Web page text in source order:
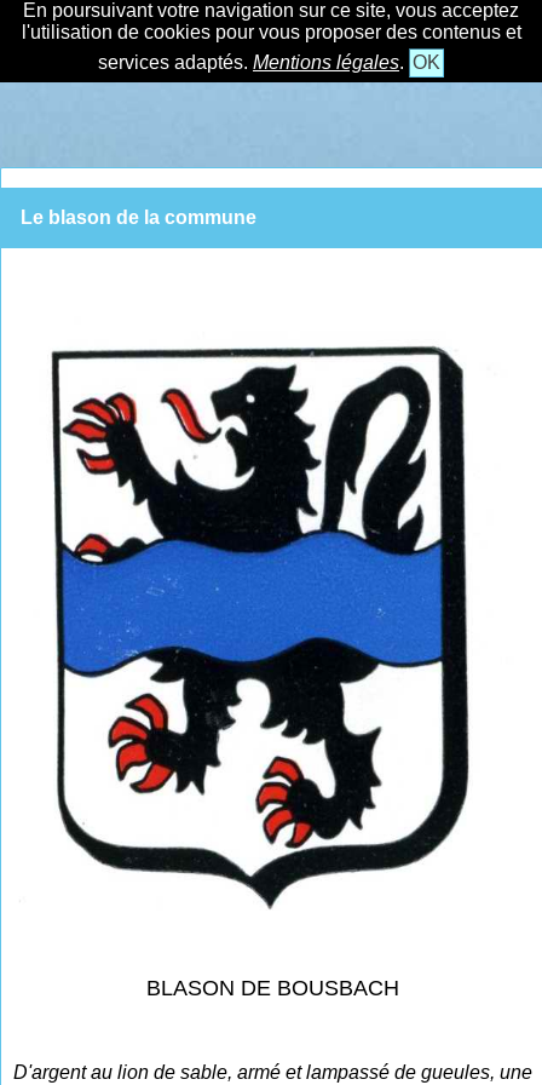
En poursuivant votre navigation sur ce site, vous acceptez
l'utilisation de cookies pour vous proposer des contenus et
services adaptés. Mentions légales. OK
Le blason de la commune
BLASON DE BOUSBACH
D'argent au lion de sable, armé et lampassé de gueules, une